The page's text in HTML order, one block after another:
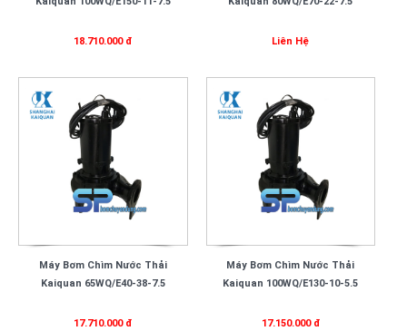
18.710.000 đ Liên Hệ
Máy Bơm Chìm Nước Thải
Kaiquan 65WQ/E40-38-7.5
17.710.000 đ
Máy Bơm Chìm Nước Thải
Kaiquan 100WQ/E130-10-5.5
17.150.000 đ